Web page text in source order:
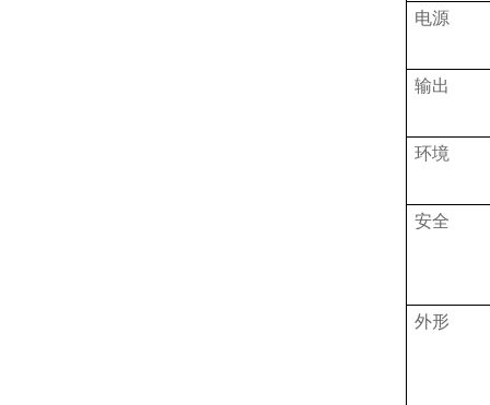
电源
输出
环境
安全
外形